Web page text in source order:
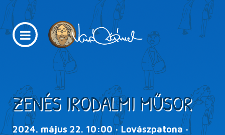
ZENÉS IRODALMI MŰSOR
2024. május 22. 10:00 · Lovászpatona ·